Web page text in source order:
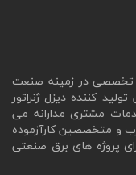
تخصصی در زمینه صنعت
تولید کننده دیزل ژنراتور
مشتری مدارانه می
و متخصصین کارآزموده
پروژه های برق صنعتی